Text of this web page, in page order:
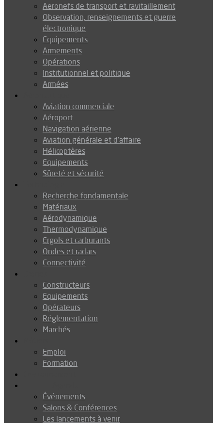
Aeronefs de transport et ravitaillement
Observation, renseignements et guerre
électronique
Equipements
Armements
Opérations
Institutionnel et politique
Armées
Aviation commerciale
Aéroport
Navigation aérienne
Aviation générale et d’affaire
Hélicoptères
Equipements
Sûreté et sécurité
Recherche fondamentale
Matériaux
Aérodynamique
Thermodynamique
Ergols et carburants
Ondes et radars
Connectivité
Constructeurs
Equipements
Opérateurs
Réglementation
Marchés
Emploi
Formation
Événements
Salons & Conférences
Les lancements à venir